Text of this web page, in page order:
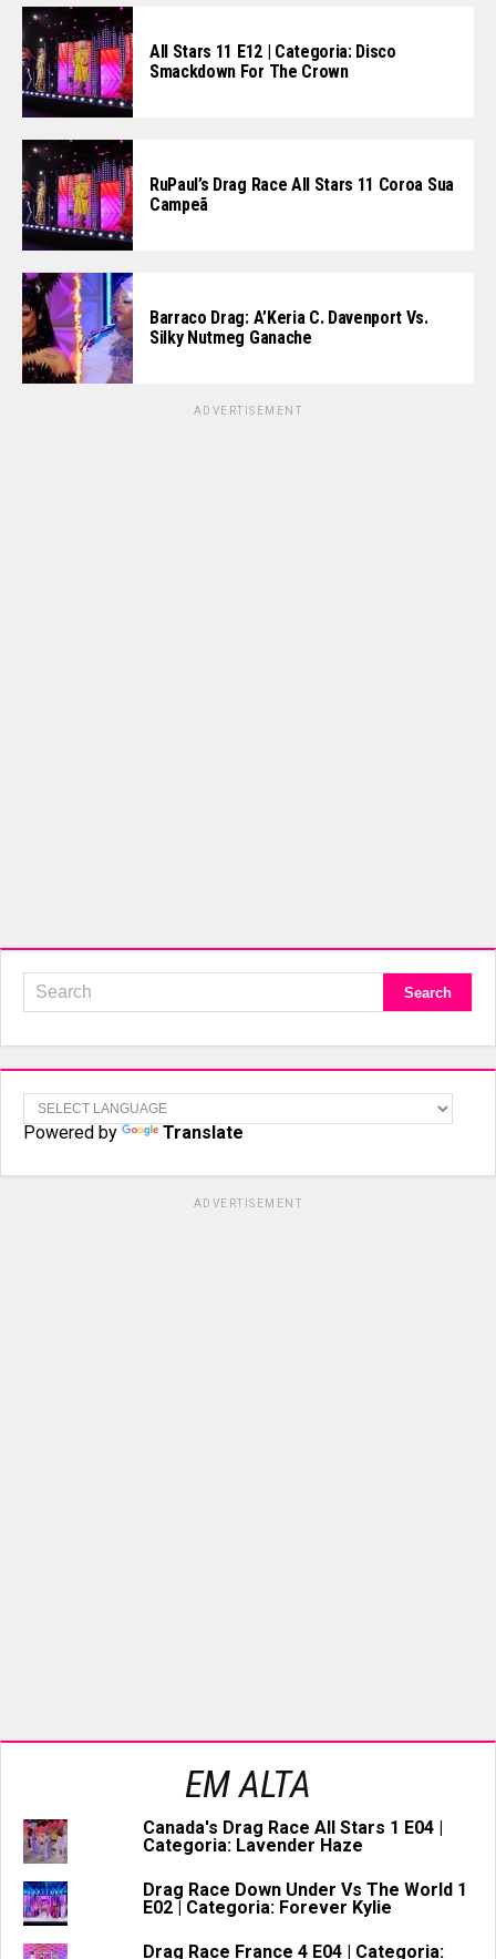
All Stars 11 E12 | Categoria: Disco
Smackdown For The Crown
RuPaul’s Drag Race All Stars 11 Coroa Sua
Campeã
Barraco Drag: A’Keria C. Davenport Vs.
Silky Nutmeg Ganache
ADVERTISEMENT
Powered by Translate
ADVERTISEMENT
EM ALTA
Canada's Drag Race All Stars 1 E04 |
Categoria: Lavender Haze
Drag Race Down Under Vs The World 1
E02 | Categoria: Forever Kylie
Drag Race France 4 E04 | Categoria: